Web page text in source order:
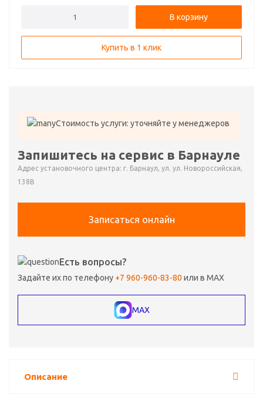
В корзину
Купить в 1 клик
Стоимость услуги: уточняйте у менеджеров
Запишитесь на сервис в Барнауле
Адрес установочного центра: г. Барнаул, ул. ул. Новороссийская,
138В
Записаться онлайн
Есть вопросы?
Задайте их по телефону +7 960-960-83-80 или в MAX
MAX
Описание